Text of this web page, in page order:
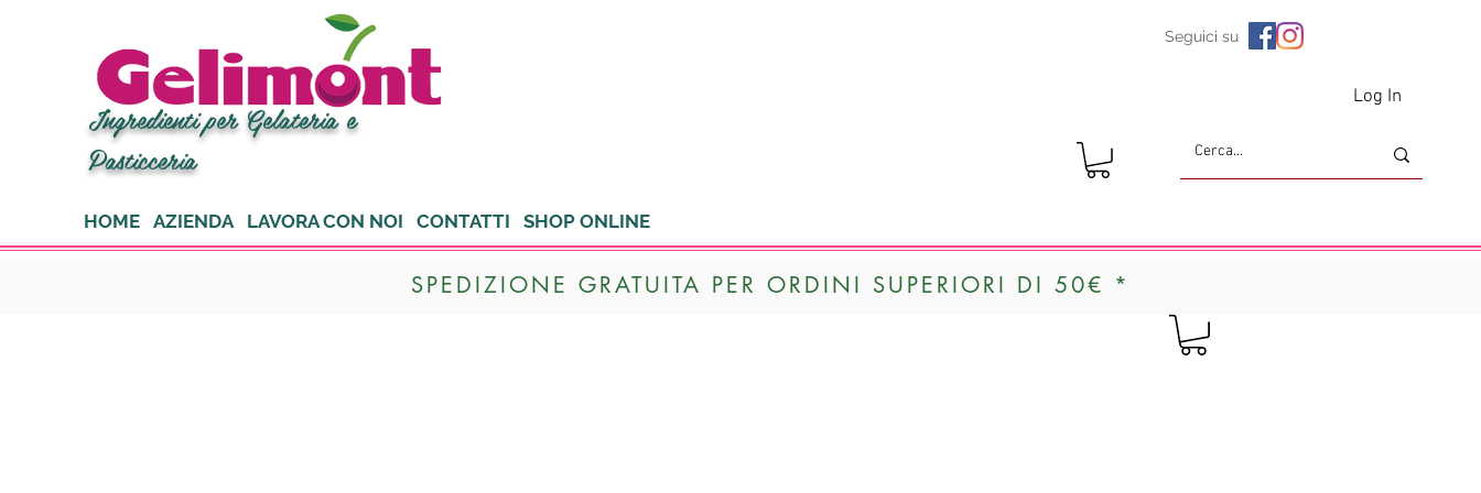
Ingredienti per Gelateria e
Pasticceria
Seguici su
Log In
HOME AZIENDA LAVORA CON NOI CONTATTI SHOP ONLINE
SPEDIZIONE GRATUITA PER ORDINI SUPERIORI DI 50€ *